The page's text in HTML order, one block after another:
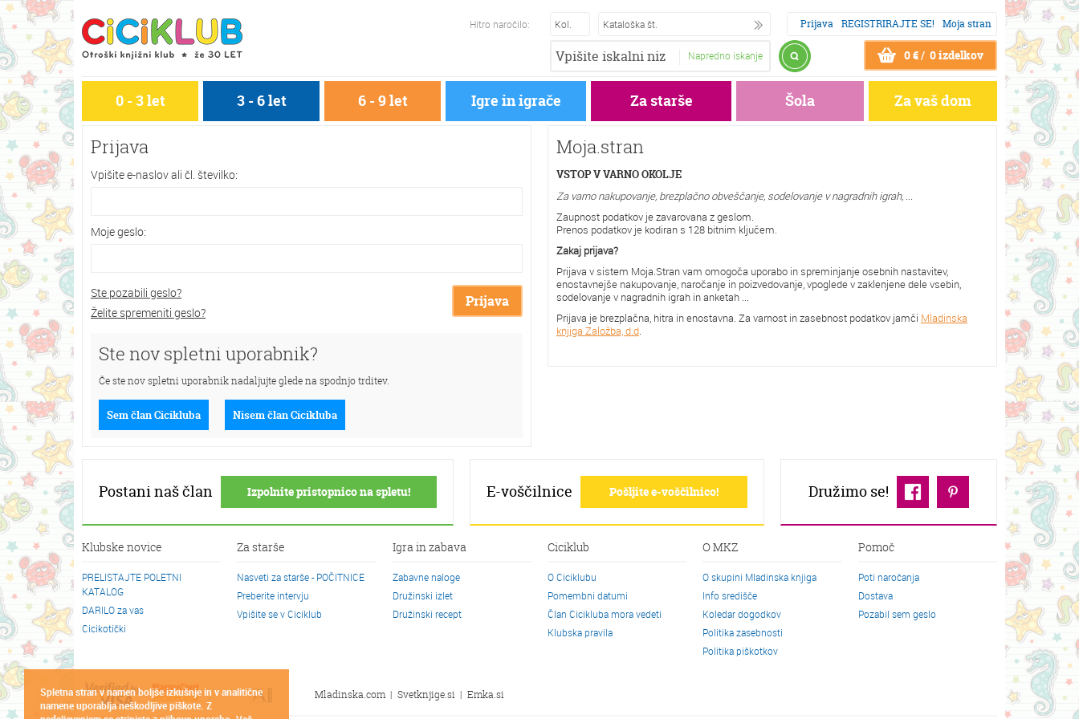
Spletna stran v namen boljše izkušnje in v analitične
namene uporablja neškodljive piškote. Z
Hitro naročilo: Prijava REGISTRIRAJTE SE! Moja stran
Napredno iskanje 0 € / 0 izdelkov
0 - 3 let 3 - 6 let 6 - 9 let Igre in igrače Za starše Šola Za vaš dom
Prijava
Vpišite e-naslov ali čl. številko:
Moje geslo:
Ste pozabili geslo?
Želite spremeniti geslo?
Prijava
Ste nov spletni uporabnik?
Če ste nov spletni uporabnik nadaljujte glede na spodnjo trditev.
Sem član Cicikluba Nisem član Cicikluba
Moja.stran
VSTOP V VARNO OKOLJE
Za varno nakupovanje, brezplačno obveščanje, sodelovanje v nagradnih igrah, ...
Zaupnost podatkov je zavarovana z geslom.
Prenos podatkov je kodiran s 128 bitnim ključem.
Zakaj prijava?
Prijava v sistem Moja.Stran vam omogoča uporabo in spreminjanje osebnih nastavitev,
enostavnejše nakupovanje, naročanje in poizvedovanje, vpoglede v zaklenjene dele vsebin,
sodelovanje v nagradnih igrah in anketah ...
Prijava je brezplačna, hitra in enostavna. Za varnost in zasebnost podatkov jamči Mladinska
knjiga Založba, d.d.
Postani naš član Izpolnite pristopnico na spletu! E-voščilnice Pošljite e-voščilnico! Družimo se!
Klubske novice
PRELISTAJTE POLETNI
KATALOG
DARILO za vas
Cicikotički
Za starše
Nasveti za starše - POČITNICE
Preberite intervju
Vpišite se v Ciciklub
Igra in zabava
Zabavne naloge
Družinski izlet
Družinski recept
Ciciklub
O Ciciklubu
Pomembni datumi
Član Cicikluba mora vedeti
Klubska pravila
O MKZ
O skupini Mladinska knjiga
Info središče
Koledar dogodkov
Politika zasebnosti
Politika piškotkov
Pomoč
Poti naročanja
Dostava
Pozabil sem geslo
Mladinska.com| Svetknjige.si | Emka.si